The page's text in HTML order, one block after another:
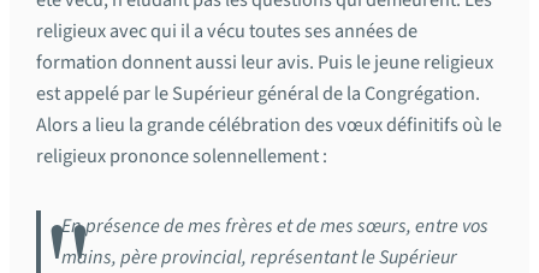
religieux avec qui il a vécu toutes ses années de
formation donnent aussi leur avis. Puis le jeune religieux
est appelé par le Supérieur général de la Congrégation.
Alors a lieu la grande célébration des vœux définitifs où le
religieux prononce solennellement :
En présence de mes frères et de mes sœurs, entre vos
mains, père provincial, représentant le Supérieur